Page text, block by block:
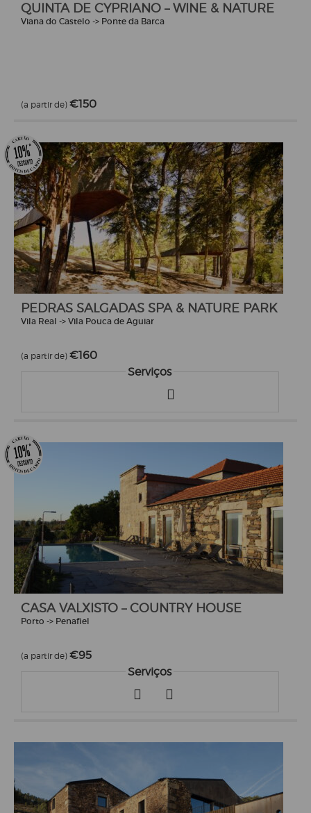
QUINTA DE CYPRIANO – WINE & NATURE
Viana do Castelo -> Ponte da Barca
(a partir de) €150
PEDRAS SALGADAS SPA & NATURE PARK
Vila Real -> Vila Pouca de Aguiar
(a partir de) €160
Serviços
CASA VALXISTO – COUNTRY HOUSE
Porto -> Penafiel
(a partir de) €95
Serviços